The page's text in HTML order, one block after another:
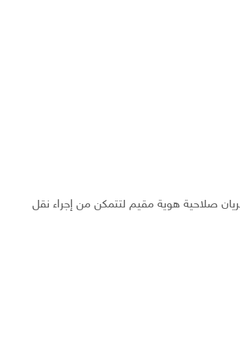
صلاحية هوية مقيم لتتمكن من إجراء نقل